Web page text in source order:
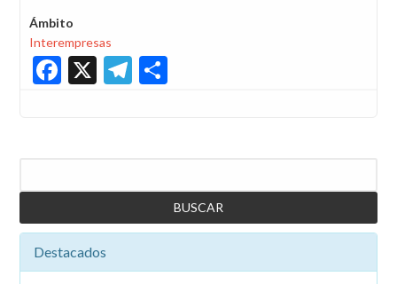
Ámbito
Interempresas
Facebook
X Telegram
Destacados